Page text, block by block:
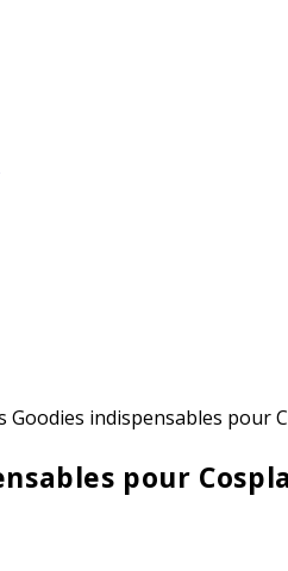
pour